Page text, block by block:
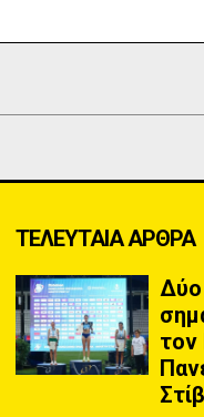
ΤΕΛΕΥΤΑΙΑ ΑΡΘΡΑ
Δύο
τον